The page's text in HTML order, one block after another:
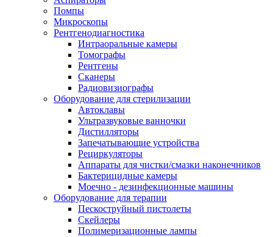
Помпы
Микроскопы
Рентгенодиагностика
Интраоральные камеры
Томографы
Рентгены
Сканеры
Радиовизиографы
Оборудование для стерилизации
Автоклавы
Ультразвуковые ванночки
Дистилляторы
Запечатывающие устройства
Рециркуляторы
Аппараты для чистки/смазки наконечников
Бактерицидные камеры
Моечно - дезинфекционные машины
Оборудование для терапии
Пескоструйный пистолеты
Скейлеры
Полимеризационные лампы